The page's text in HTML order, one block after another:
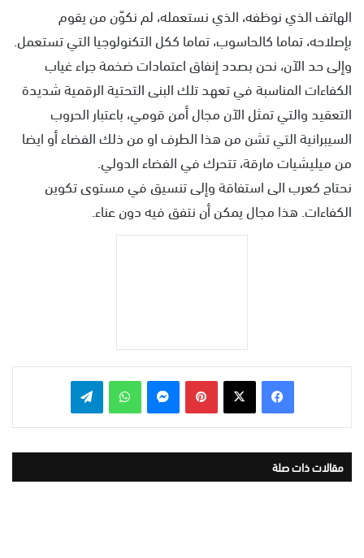
الهاتف الذي نوظفه، الذي نستعمله، لم نكوّن من يقوم
بإصلاحه، تماما كالحاسوب، تماما ككل التكنولوجيا التي تستعمل.
وإلى حد الآن، نحن بصدد إنفاق اعتمادات ضخمة جراء غياب
الكفاءات المناسبة في تعهد تلك البنى التحتية الرقمية شديدة
التعقيد والتي تمثل الآن مجال أمن قومي، باعتبار الحروب
السيبرانية التي تشن من هذا الطرف او من ذلك الفضاء أو ايضا
من ميليشيات مارقة، تتحرك في الفضاء الدولي.
نحتاج كعرب الى استفاقة وإلى تنسيق في مستوى تكوين
الكفاءات. هذا مجال يمكن أن نتفق فيه دون عناء.
بينتيريست واتساب
مقالات ذات صلة